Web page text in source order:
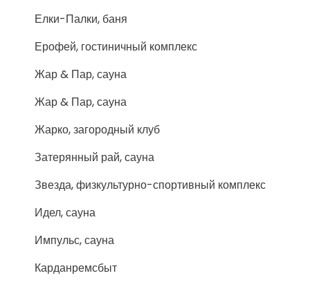
Елки-Палки, баня
Ерофей, гостиничный комплекс
Жар & Пар, сауна
Жар & Пар, сауна
Жарко, загородный клуб
Затерянный рай, сауна
Звезда, физкультурно-спортивный комплекс
Идел, сауна
Импульс, сауна
Карданремсбыт